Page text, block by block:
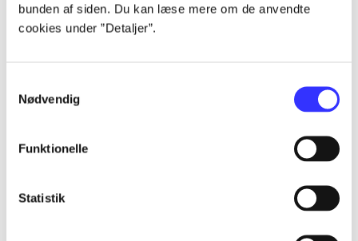
bunden af siden. Du kan læse mere om de anvendte
cookies under ”Detaljer”.
Nødvendig
Funktionelle
Statistik
...